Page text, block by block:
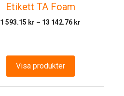
Etikett TA Foam
1 593.15 kr – 13 142.76 kr
Visa produkter